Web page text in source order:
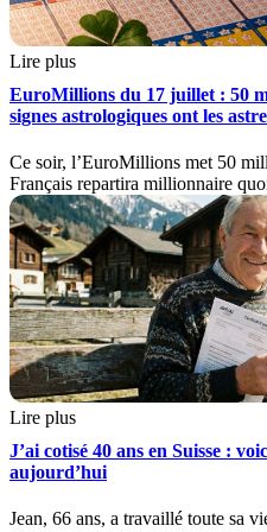
Lire plus
EuroMillions du 17 juillet : 50
signes astrologiques ont les
Ce soir, l’EuroMillions met 50
Français repartira millionnaire
Lire plus
J’ai cotisé 40 ans en Suisse :
aujourd’hui
Jean, 66 ans, a travaillé toute sa